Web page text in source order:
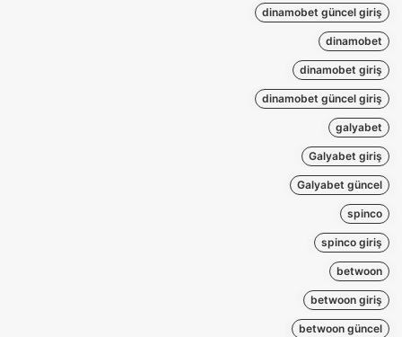
dinamobet güncel giriş
dinamobet
dinamobet giriş
dinamobet güncel giriş
galyabet
Galyabet giriş
Galyabet güncel
spinco
spinco giriş
betwoon
betwoon giriş
betwoon güncel